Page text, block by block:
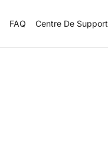
FAQ Centre De Support